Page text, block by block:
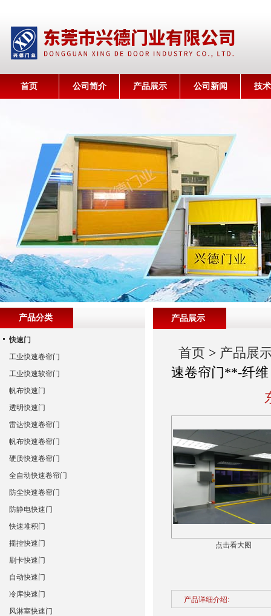
首页 公司简介 产品展示 公司新闻 技
产品展示
首页 > 产品展
速卷帘门**-纤维
点击看大图
产品详细介绍:
产品分类
快速门
工业快速卷帘门
工业快速软帘门
帆布快速门
透明快速门
雷达快速卷帘门
帆布快速卷帘门
硬质快速卷帘门
全自动快速卷帘门
防尘快速卷帘门
防静电快速门
快速堆积门
摇控快速门
刷卡快速门
自动快速门
冷库快速门
风淋室快速门